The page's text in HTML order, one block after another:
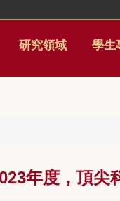
研究領域 學生
年度，頂尖